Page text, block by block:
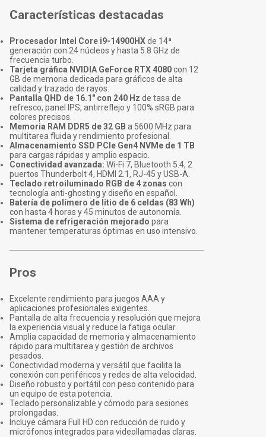
Características destacadas
Procesador Intel Core i9-14900HXde 14ª
generación con 24 núcleos y hasta 5.8 GHz de
frecuencia turbo.
Tarjeta gráfica NVIDIA GeForce RTX 4080con 12
GB de memoria dedicada para gráficos de alta
calidad y trazado de rayos.
Pantalla QHD de 16.1" con 240 Hz de tasa de
refresco, panel IPS, antirreflejo y 100% sRGB para
colores precisos.
Memoria RAM DDR5 de 32 GB a 5600 MHz para
multitarea fluida y rendimiento profesional.
Almacenamiento SSD PCIe Gen4 NVMe de 1 TB
para cargas rápidas y amplio espacio.
Conectividad avanzada: Wi-Fi 7, Bluetooth 5.4, 2
puertos Thunderbolt 4, HDMI 2.1, RJ-45 y USB-A.
Teclado retroiluminado RGB de 4 zonas con
tecnología anti-ghosting y diseño en español.
Batería de polímero de litio de 6 celdas (83 Wh)
con hasta 4 horas y 45 minutos de autonomía.
Sistema de refrigeración mejorado para
mantener temperaturas óptimas en uso intensivo.
Pros
Excelente rendimiento para juegos AAA y
aplicaciones profesionales exigentes.
Pantalla de alta frecuencia y resolución que mejora
la experiencia visual y reduce la fatiga ocular.
Amplia capacidad de memoria y almacenamiento
rápido para multitarea y gestión de archivos
pesados.
Conectividad moderna y versátil que facilita la
conexión con periféricos y redes de alta velocidad.
Diseño robusto y portátil con peso contenido para
un equipo de esta potencia.
Teclado personalizable y cómodo para sesiones
prolongadas.
Incluye cámara Full HD con reducción de ruido y
micrófonos integrados para videollamadas claras.